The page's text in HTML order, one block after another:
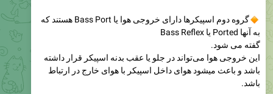
گروه دوم اسپیکرها دارای خروجی هوا یا Bass Port هستند که
به آنها Ported یا Bass Reflex
گفته می شود.
این خروجی هوا می‌تواند در جلو یا عقب بدنه اسپیکر قرار داشته
باشد و باعث میشود هوای داخل اسپیکر با هوای خارج در ارتباط
باشد.